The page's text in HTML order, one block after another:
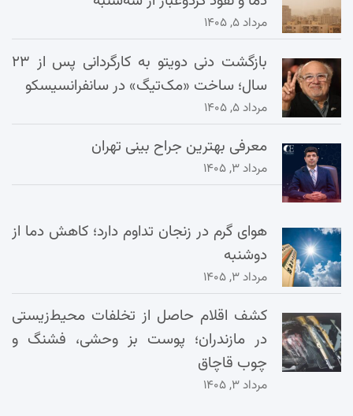
مرداد ۵, ۱۴۰۵
بازگشت دنی دویتو به کارگردانی پس از ۲۳
سال؛ ساخت «مک‌تیگ» در سانفرانسیسکو
مرداد ۵, ۱۴۰۵
معرفی بهترین جراح بینی تهران
مرداد ۳, ۱۴۰۵
هوای گرم در زنجان تداوم دارد؛ کاهش دما از
دوشنبه
مرداد ۳, ۱۴۰۵
کشف اقلام حاصل از تخلفات محیط‌زیستی
در مازندران؛ پوست بز وحشی، فشنگ و
چوب قاچاق
مرداد ۳, ۱۴۰۵